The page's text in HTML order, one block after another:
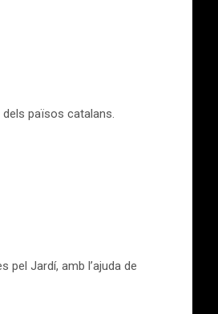
països catalans.
Jardí, amb l’ajuda de